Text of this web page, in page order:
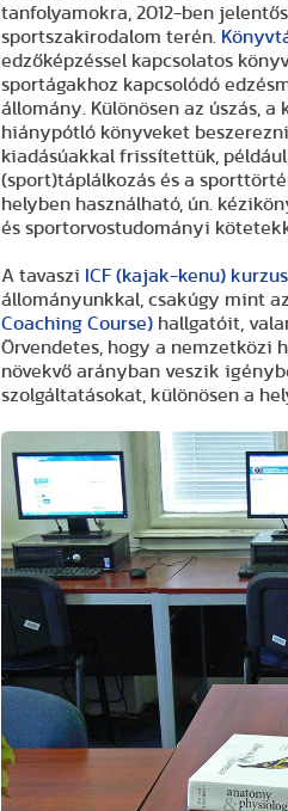
tanfolyamokra, 2012-ben
sportszakirodalom terén.
edzőképzéssel kapcsolatos
sportágakhoz kapcsolódó
állomány. Különösen az úszás,
hiánypótló könyveket
kiadásúakkal frissítettük,
(sport)táplálkozás és a
helyben használható, ún.
és sportorvostudományi
A tavaszi ICF (kajak-kenu) kurzus
állományunkkal, csakúgy mint
Coaching Course) hallgatóit,
Örvendetes, hogy a nemzetközi
növekvő arányban veszik
szolgáltatásokat, különösen a